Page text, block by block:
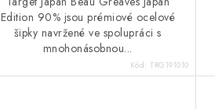
Edition 90% jsou prémiové ocelové
šipky navržené ve spolupráci s
mnohonásobnou...
Kód:TRG191010